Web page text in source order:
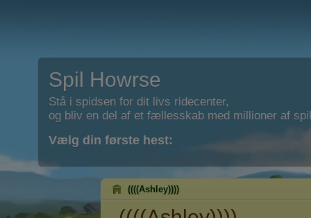
Spil Howrse
Stå i spidsen for dit livs ridecenter,
og bliv en del af et fællesskab med millioner af
Vælg din første hest:
((((Ashley))))